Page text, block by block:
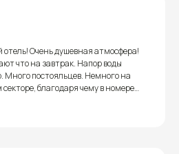
Очень душевная атмосфера!
что на завтрак. Напор воды
Много постояльцев. Немного на
благодаря чему в номере
окнами